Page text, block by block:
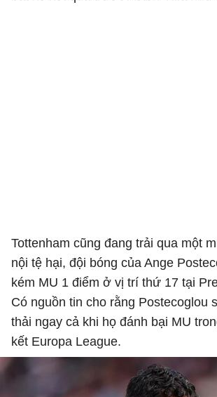
Tottenham cũng đang trải qua một
nội tệ hại, đội bóng của Ange
kém MU 1 điểm ở vị trí thứ 17 tại
Có nguồn tin cho rằng Postecoglou
thải ngay cả khi họ đánh bại MU
kết Europa League.